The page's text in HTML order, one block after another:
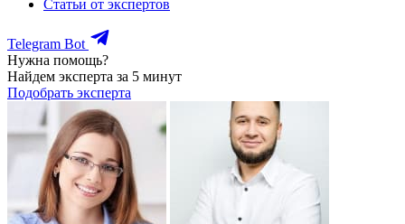
Статьи от экспертов
Telegram Bot
Нужна помощь?
Найдем эксперта за 5 минут
Подобрать эксперта